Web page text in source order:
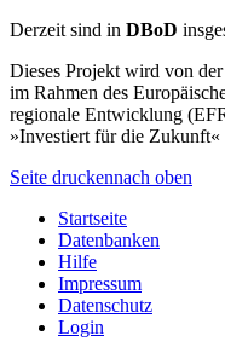
Derzeit sind in DBoD
Dieses Projekt wird von
im Rahmen des
regionale Entwicklung
»Investiert für die Zukunft«
Seite druckennach oben
Startseite
Datenbanken
Hilfe
Impressum
Datenschutz
Login